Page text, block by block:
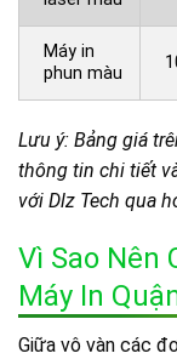
Máy in
phun màu
Lưu ý: Bảng giá
thông tin chi tiết
với Dlz Tech qua
Vì Sao Nên
Máy In
Giữa vô vàn các